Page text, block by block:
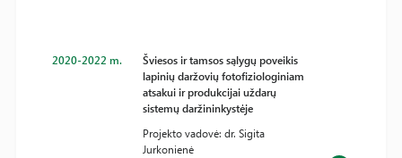
2020-2022 m.
Šviesos ir tamsos sąlygų poveikis
lapinių daržovių fotofiziologiniam
atsakui ir produkcijai uždarų
sistemų daržininkystėje
Projekto vadovė: dr. Sigita
Jurkonienė